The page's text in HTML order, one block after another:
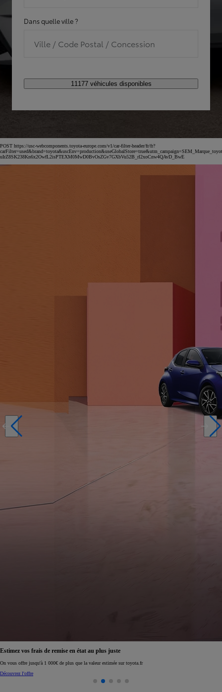
Dans quelle ville ?
Ville / Code Postal / Concession
11177 véhicules disponibles
POST https://usc-webcomponents.toyota-europe.com/v1/car-filter-header/fr/fr?
uIrZ8SK238Kn6x2OwfL2isPTEXM0MwD0BvOsZGv7GXbVu52B_rl2xoCnw4QAvD_BwE
Réservez en ligne votre occasion pour 1€ seulement
Réservez en ligne